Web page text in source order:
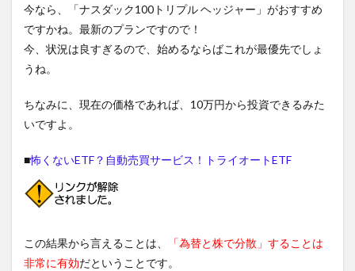
今なら、「ナスダック100トリプル ヘッジャー」がおすすめ
ですかね。最新のプランですので！
今、状況は良すぎるので、始めるならばこれが最優先でしょ
うね。
ちなみに、現在の価格であれば、10万円から投資できるみた
いですよ。
■怖くないETF？自動売買サービス！トライオートETF
この結果から言えることは、
「為替と株で分散」することは
非常に有効だということです。